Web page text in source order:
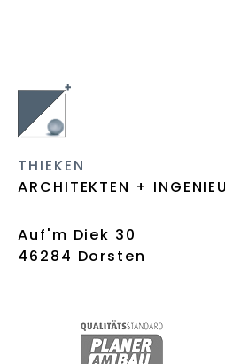
THIEKEN
ARCHITEKTEN +
Auf'm Diek 30
46284 Dorsten